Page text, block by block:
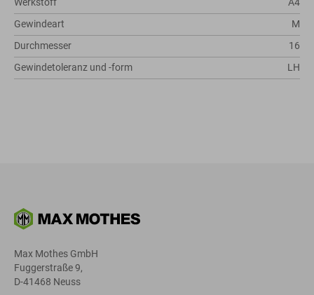
Gewindeart
M
Durchmesser
16
Gewindetoleranz und -form
LH
Max Mothes GmbH
Fuggerstraße 9,
D-41468 Neuss